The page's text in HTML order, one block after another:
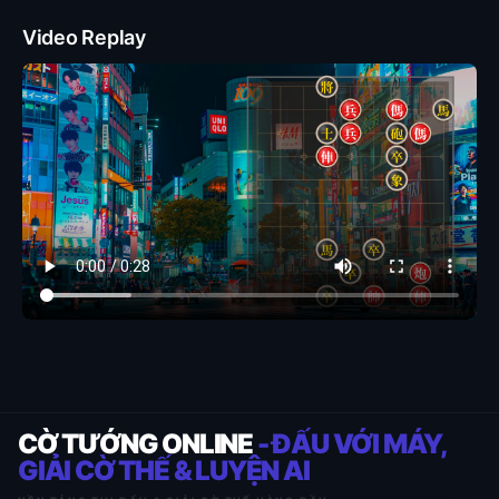
Video Replay
CỜ TƯỚNG ONLINE- ĐẤU VỚI MÁY,
GIẢI CỜ THẾ & LUYỆN AI